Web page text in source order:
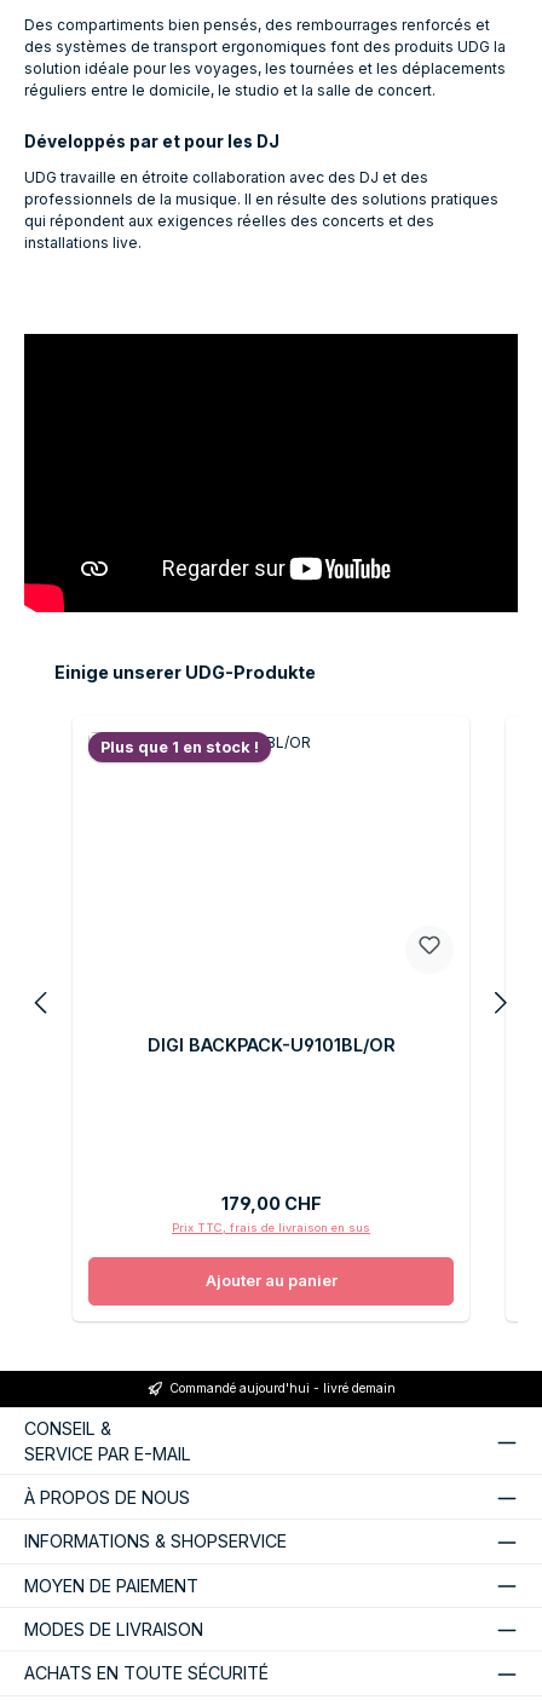
Des compartiments bien pensés, des rembourrages renforcés et
des systèmes de transport ergonomiques font des produits UDG la
solution idéale pour les voyages, les tournées et les déplacements
réguliers entre le domicile, le studio et la salle de concert.
Développés par et pour les DJ
UDG travaille en étroite collaboration avec des DJ et des
professionnels de la musique. Il en résulte des solutions pratiques
qui répondent aux exigences réelles des concerts et des
installations live.
Ignorer la galerie de produits
Einige unserer UDG-Produkte
Plus que 1 en stock !
DIGI BACKPACK-U9101BL/OR
Prix régulier :
179,00 CHF
Prix TTC, frais de livraison en sus
Ajouter au panier
Commandé aujourd'hui - livré demain
CONSEIL &
SERVICE PAR E-MAIL
À PROPOS DE NOUS
INFORMATIONS & SHOPSERVICE
MOYEN DE PAIEMENT
MODES DE LIVRAISON
ACHATS EN TOUTE SÉCURITÉ